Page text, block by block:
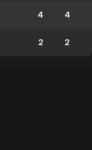
4 4
2 2